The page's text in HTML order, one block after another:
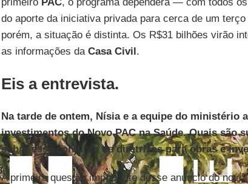
do aporte da iniciativa privada para cerca de um
porém, a situação é distinta. Os R$31 bilhões virão
as informações da Casa Civil.
Eis a entrevista.
Na tarde de ontem, Nísia e a equipe do ministério
investimentos do Novo PAC na Saúde. Quais são
sobre esse conjunto de diretrizes para obras e
A primeira questão importante desse anúncio do novo